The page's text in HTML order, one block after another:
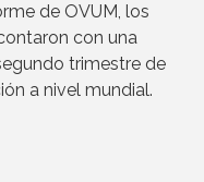
de OVUM, los
con una
trimestre de
a nivel mundial.